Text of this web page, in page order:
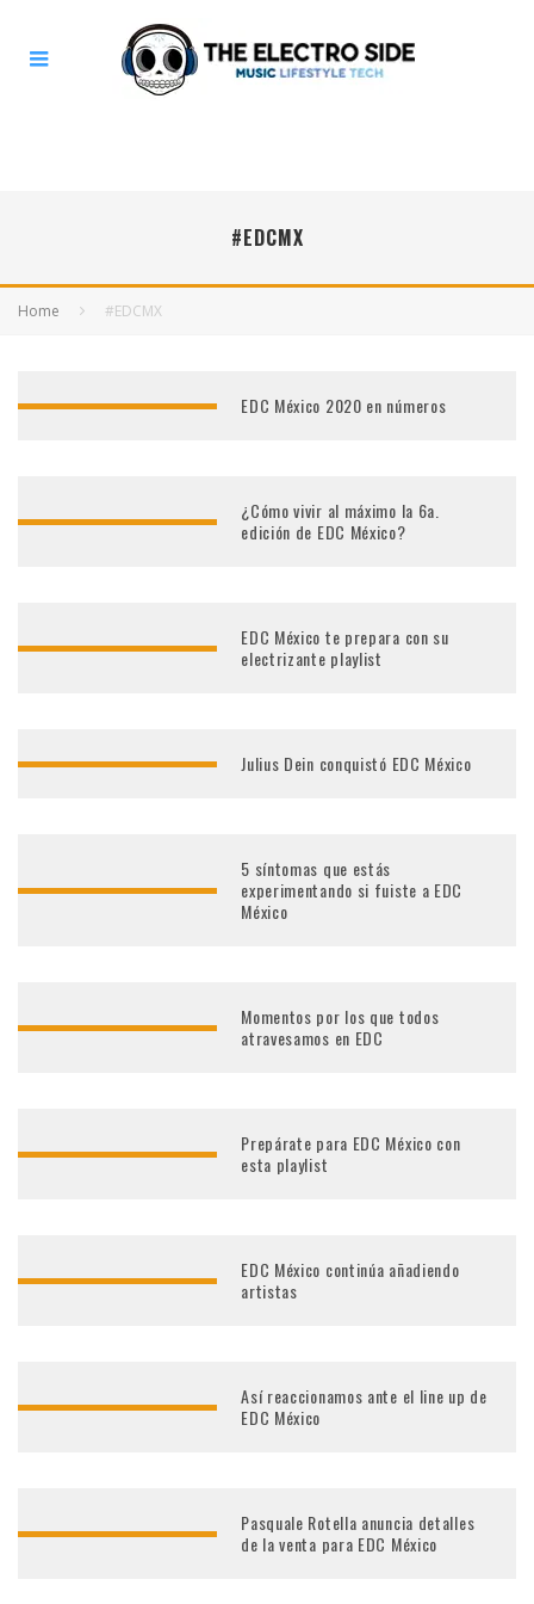
#EDCMX
Home #EDCMX
EDC México 2020 en números
¿Cómo vivir al máximo la 6a.
edición de EDC México?
EDC México te prepara con su
electrizante playlist
Julius Dein conquistó EDC México
5 síntomas que estás
experimentando si fuiste a EDC
México
Momentos por los que todos
atravesamos en EDC
Prepárate para EDC México con
esta playlist
EDC México continúa añadiendo
artistas
Así reaccionamos ante el line up de
EDC México
Pasquale Rotella anuncia detalles
de la venta para EDC México